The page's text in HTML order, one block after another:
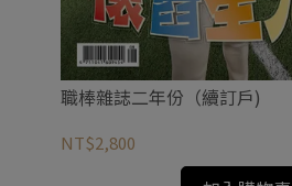
職棒雜誌二年份（續訂戶)
NT$2,800